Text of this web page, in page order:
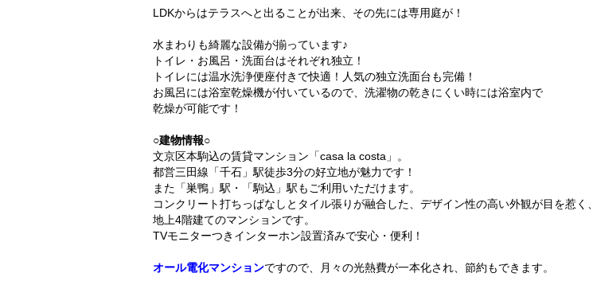
LDKからはテラスへと出ることが出来、その先には専用庭が！
水まわりも綺麗な設備が揃っています♪
トイレ・お風呂・洗面台はそれぞれ独立！
トイレには温水洗浄便座付きで快適！人気の独立洗面台も完備！
お風呂には浴室乾燥機が付いているので、洗濯物の乾きにくい時には浴室内で
乾燥が可能です！
○建物情報○
文京区本駒込の賃貸マンション「casa la costa」。
都営三田線「千石」駅徒歩3分の好立地が魅力です！
また「巣鴨」駅・「駒込」駅もご利用いただけます。
コンクリート打ちっぱなしとタイル張りが融合した、デザイン性の高い外観が目を惹く、
地上4階建てのマンションです。
TVモニターつきインターホン設置済みで安心・便利！
オール電化マンションですので、月々の光熱費が一本化され、節約もできます。